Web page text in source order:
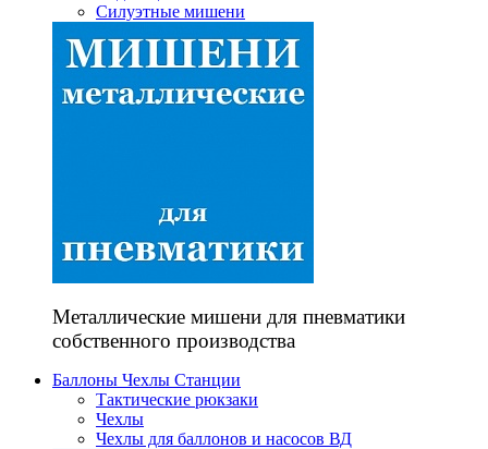
Силуэтные мишени
Металлические мишени для пневматики
собственного производства
Баллоны Чехлы Станции
Тактические рюкзаки
Чехлы
Чехлы для баллонов и насосов ВД